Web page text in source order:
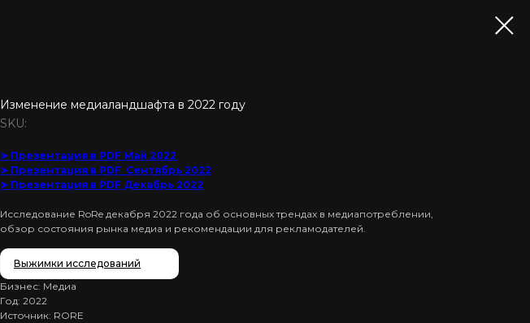
Изменение медиаландшафта в 2022 году
SKU:
➤ Презентация в PDF Май 2022
➤ Презентация в PDF Сентябрь 2022
➤ Презентация в PDF Декабрь 2022
Исследование RoRe декабря 2022 года об основных трендах в медиапотреблении,
обзор состояния рынка медиа и рекомендации для рекламодателей.
Выжимки исследований
Бизнес: Медиа
Год: 2022
Источник: RORE